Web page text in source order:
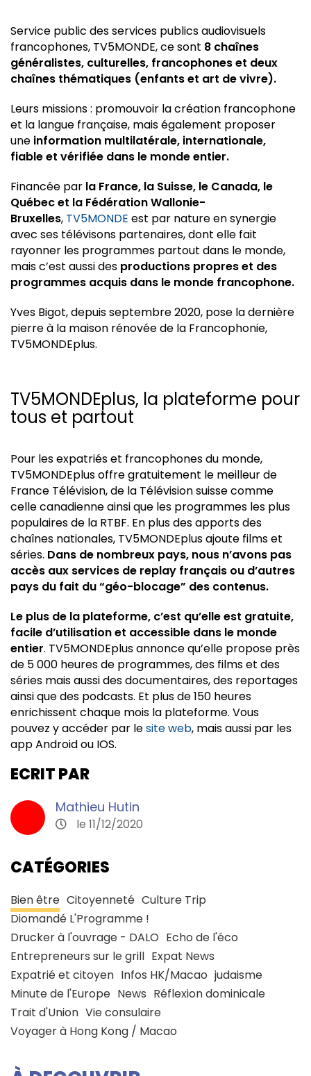
Service public des services publics audiovisuels
francophones, TV5MONDE, ce sont 8 chaînes
généralistes, culturelles, francophones et deux
chaînes thématiques (enfants et art de vivre).
Leurs missions : promouvoir la création francophone
et la langue française, mais également proposer
une information multilatérale, internationale,
fiable et vérifiée dans le monde entier.
Financée par la France, la Suisse, le Canada, le
Québec et la Fédération Wallonie-
Bruxelles, TV5MONDE est par nature en synergie
avec ses télévisons partenaires, dont elle fait
rayonner les programmes partout dans le monde,
mais c’est aussi des productions propres et des
programmes acquis dans le monde francophone.
Yves Bigot, depuis septembre 2020, pose la dernière
pierre à la maison rénovée de la Francophonie,
TV5MONDEplus.
TV5MONDEplus, la plateforme pour
tous et partout
Pour les expatriés et francophones du monde,
TV5MONDEplus offre gratuitement le meilleur de
France Télévision, de la Télévision suisse comme
celle canadienne ainsi que les programmes les plus
populaires de la RTBF. En plus des apports des
chaînes nationales, TV5MONDEplus ajoute films et
séries. Dans de nombreux pays, nous n’avons pas
accès aux services de replay français ou d’autres
pays du fait du “géo-blocage” des contenus.
Le plus de la plateforme, c’est qu’elle est gratuite,
facile d’utilisation et accessible dans le monde
entier. TV5MONDEplus annonce qu’elle propose près
de 5 000 heures de programmes, des films et des
séries mais aussi des documentaires, des reportages
ainsi que des podcasts. Et plus de 150 heures
enrichissent chaque mois la plateforme. Vous
pouvez y accéder par lesite web, mais aussi par les
app Android ou IOS.
ECRIT PAR
Mathieu Hutin
le 11/12/2020
CATÉGORIES
Bien être Citoyenneté Culture Trip
Diomandé L'Programme !
Drucker à l'ouvrage - DALO Echo de l'éco
Entrepreneurs sur le grill Expat News
Expatrié et citoyen Infos HK/Macao judaisme
Minute de l'Europe News Réflexion dominicale
Trait d'Union Vie consulaire
Voyager à Hong Kong / Macao